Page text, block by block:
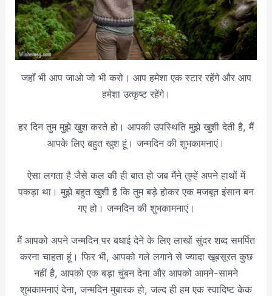
जहाँ भी आप जाओ जो भी करो। आप हमेशा एक स्टार रहेंगे और आप
हमेशा उत्कृष्ट रहेंगे।
हर दिन तुम मुझे खुश करते हो। आपकी उपस्थिति मुझे खुशी देती है, मैं
आपके लिए बहुत खुश हूं। जन्मदिन की शुभकामनाएं।
ऐसा लगता है जैसे कल की ही बात हो जब मैंने तुम्हें अपने हाथों में
पकड़ा था। मुझे बहुत खुशी है कि तुम बड़े होकर एक मजबूत इंसान बन
गए हो। जन्मदिन की शुभकामनाएं।
मैं आपको अपने जन्मदिन पर बधाई देने के लिए लाखों सुंदर शब्द समर्पित
करना चाहता हूं। फिर भी, आपको गले लगाने से ज्यादा खूबसूरत कुछ
नहीं है, आपको एक बड़ा चुंबन देना और आपको आमने-सामने
शुभकामनाएं देना, जन्मदिन मुबारक हो, जल्द ही हम एक स्वादिष्ट केक